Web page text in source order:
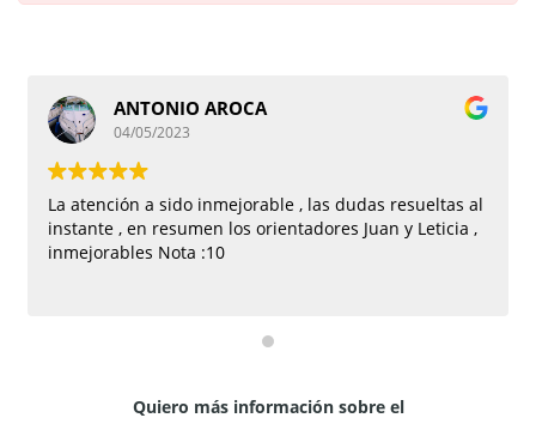
ANTONIO AROCA
04/05/2023
La atención a sido inmejorable , las dudas resueltas al
instante , en resumen los orientadores Juan y Leticia ,
inmejorables Nota :10
Quiero más información sobre el